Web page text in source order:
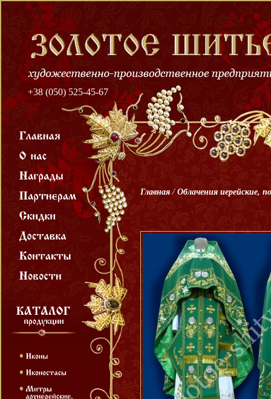
+38 (050) 525-45-67
Главная / Облачения иерейские,